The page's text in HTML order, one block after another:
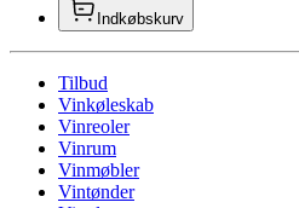
Indkøbskurv
Tilbud
Vinkøleskab
Vinreoler
Vinrum
Vinmøbler
Vintønder